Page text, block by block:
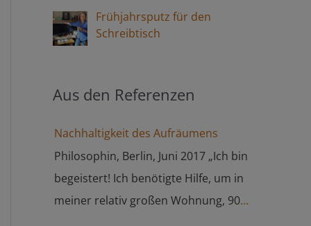
Frühjahrsputz für den
Schreibtisch
Aus den Referenzen
Nachhaltigkeit des Aufräumens
Philosophin, Berlin, Juni 2017 „Ich bin
begeistert! Ich benötigte Hilfe, um in
meiner relativ großen Wohnung, 90